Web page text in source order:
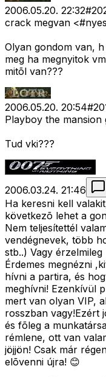
2006.05.20. 22:32#
crack megvan
Olyan gondom van,
meg ha megnyitok
mitõl van???
2006.05.20. 20:54#
Playboy the
Tud vki???
2006.03.24. 21:46
Ha keresni kell
következõ lehet a
Nem teljesítettél
vendégnevek, több
stb..) Vagy
Érdemes megnézni
hívni a partira, és
meghívni! Ezenkívül
mert van olyan VIP,
rosszban vagy!Ezért
és fõleg a
rémlene, ott van
jöjjön! Csak már
elõvenni újra! 😊